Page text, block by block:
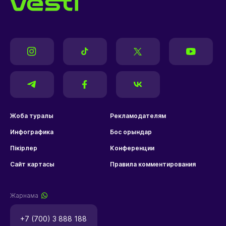
Жоба туралы Рекламодателям
Инфографика Бос орындар
Пікірлер Конференции
Сайт картасы Правила комментирования
Жарнама
+7 (700) 3 888 188